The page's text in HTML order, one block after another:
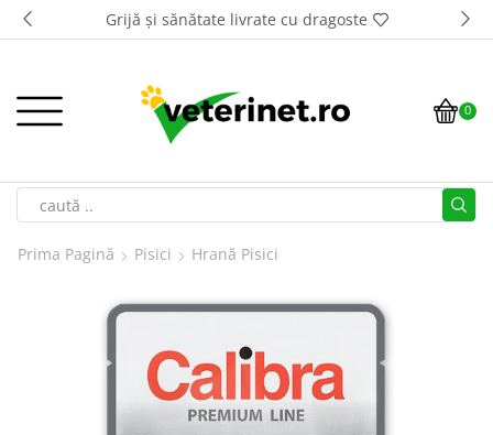
Grijă și sănătate livrate cu dragoste
0
Prima Pagină Pisici Hrană Pisici